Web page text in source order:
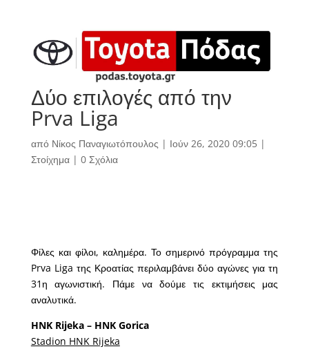
Δύο επιλογές από την
Prva Liga
από Νίκος Παναγιωτόπουλος | Ιούν 26, 2020 09:05|
Στοίχημα| 0 Σχόλια
Φίλες και φίλοι, καλημέρα. Το σημερινό πρόγραμμα της
Prva Liga της Κροατίας περιλαμβάνει δύο αγώνες για τη
31η αγωνιστική. Πάμε να δούμε τις εκτιμήσεις μας
αναλυτικά.
HNK Rijeka – HNK Gorica
Stadion HNK Rijeka